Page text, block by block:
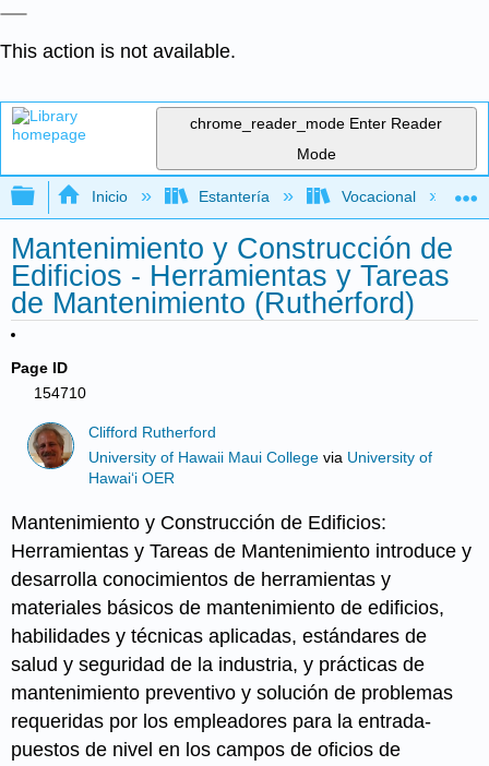
This action is not available.
chrome_reader_mode Enter Reader
Mode
Expandir/contraer jerarquía global
Inicio Estantería Vocacional
Mantenimiento y Construcción de
Edificios - Herramientas y Tareas
de Mantenimiento (Rutherford)
Page ID
154710
Clifford Rutherford
University of Hawaii Maui College via University of
Hawaiʻi OER
Mantenimiento y Construcción de Edificios:
Herramientas y Tareas de Mantenimiento introduce y
desarrolla conocimientos de herramientas y
materiales básicos de mantenimiento de edificios,
habilidades y técnicas aplicadas, estándares de
salud y seguridad de la industria, y prácticas de
mantenimiento preventivo y solución de problemas
requeridas por los empleadores para la entrada-
puestos de nivel en los campos de oficios de